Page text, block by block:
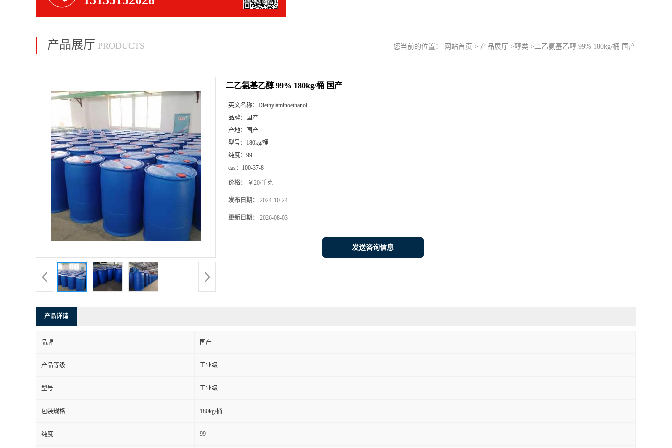
产品展厅 PRODUCTS 您当前的位置： 网站首页 > 产品展厅 >醇类 > 二乙氨基乙醇 99% 180kg/桶 国产
二乙氨基乙醇 99% 180kg/桶 国产
英文名称： Diethylaminoethanol
品牌：
国产
产地：
国产
型号： 180kg/桶
纯度： 99
cas： 100-37-8
价格： ￥20/千克
发布日期： 2024-10-24
更新日期： 2026-08-03
发送咨询信息
产品详请
品牌 国产
产品等级 工业级
型号 工业级
包装规格 180kg/桶
纯度 99